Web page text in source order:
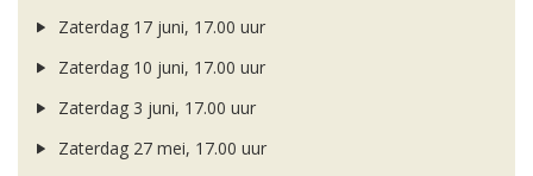
Zaterdag 17 juni, 17.00 uur
Zaterdag 10 juni, 17.00 uur
Zaterdag 3 juni, 17.00 uur
Zaterdag 27 mei, 17.00 uur